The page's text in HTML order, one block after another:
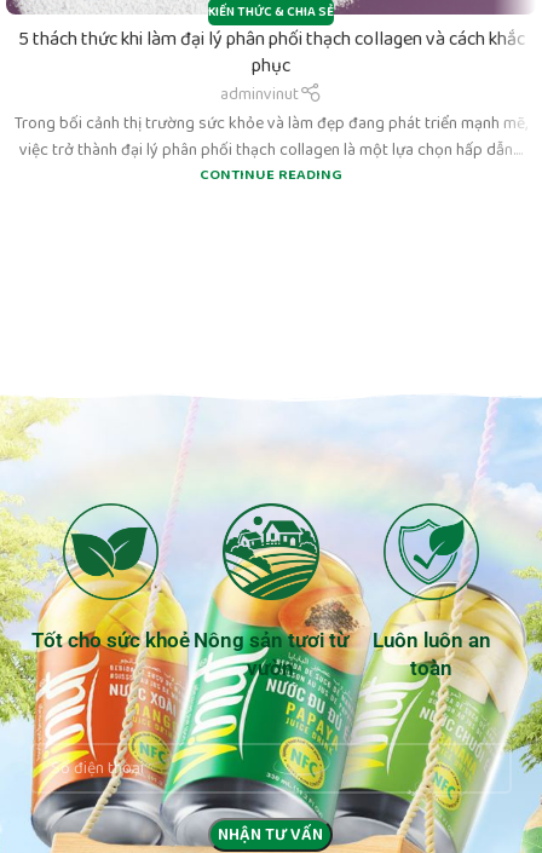
KIẾN THỨC & CHIA SẺ
5 thách thức khi làm đại lý phân phối thạch collagen và cách khắc
phục
adminvinut
Trong bối cảnh thị trường sức khỏe và làm đẹp đang phát triển mạnh mẽ,
việc trở thành đại lý phân phối thạch collagen là một lựa chọn hấp dẫn....
CONTINUE READING
Tốt cho sức khoẻ Nông sản tươi từ
vườn
Luôn luôn an
toàn